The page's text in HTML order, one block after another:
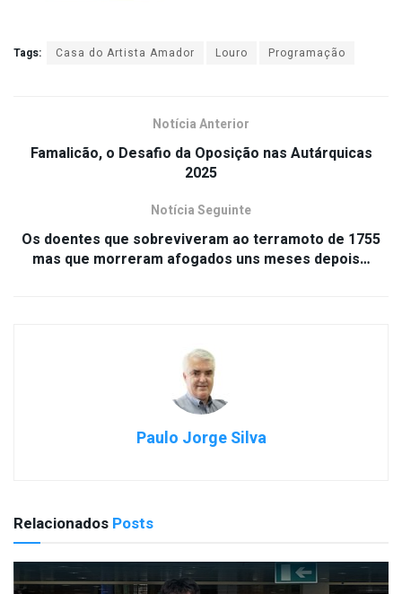
Tags: Casa do Artista Amador Louro Programação
Notícia Anterior
Famalicão, o Desafio da Oposição nas Autárquicas
2025
Notícia Seguinte
Os doentes que sobreviveram ao terramoto de 1755
mas que morreram afogados uns meses depois…
Paulo Jorge Silva
Relacionados Posts